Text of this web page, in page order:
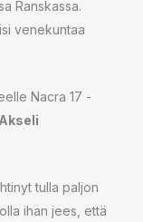
Ranskassa.
venekuntaa
Nacra 17 -
Akseli
tulla paljon
ihan jees, että